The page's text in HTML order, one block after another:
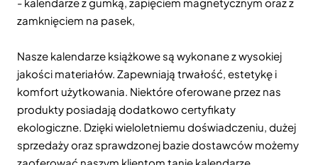
zamknięciem na pasek,
Nasze kalendarze książkowe są wykonane z wysokiej
jakości materiałów. Zapewniają trwałość, estetykę i
komfort użytkowania. Niektóre oferowane przez nas
produkty posiadają dodatkowo certyfikaty
ekologiczne. Dzięki wieloletniemu doświadczeniu, dużej
sprzedaży oraz sprawdzonej bazie dostawców możemy